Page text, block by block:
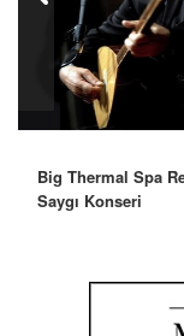
Big Thermal Spa
Saygı Konseri